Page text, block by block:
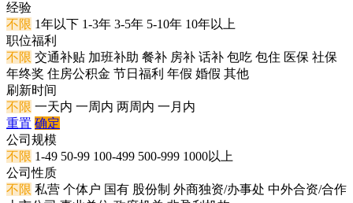
经验
不限 1年以下 1-3年 3-5年 5-10年 10年以上
职位福利
不限 交通补贴 加班补助 餐补 房补 话补 包吃 包住 医保 社保
年终奖 住房公积金 节日福利 年假 婚假 其他
刷新时间
不限 一天内 一周内 两周内 一月内
重置 确定
公司规模
不限 1-49 50-99 100-499 500-999 1000以上
公司性质
不限 私营 个体户 国有 股份制 外商独资/办事处 中外合资/合作